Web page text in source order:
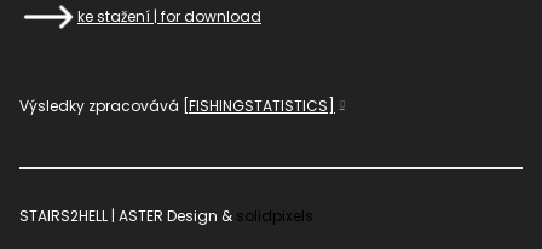
ke stažení | for download
Výsledky zpracovává [FISHINGSTATISTICS]
STAIRS2HELL | ASTER Design & solidpixels.